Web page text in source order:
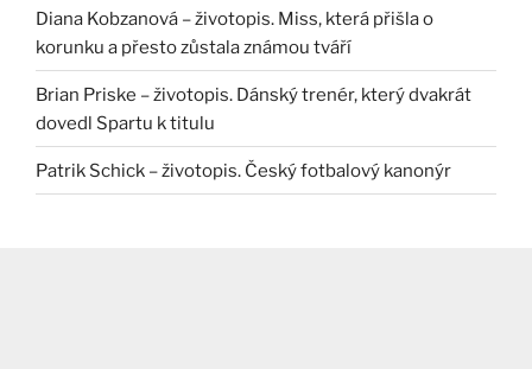
Diana Kobzanová – životopis. Miss, která přišla o
korunku a přesto zůstala známou tváří
Brian Priske – životopis. Dánský trenér, který dvakrát
dovedl Spartu k titulu
Patrik Schick – životopis. Český fotbalový kanonýr